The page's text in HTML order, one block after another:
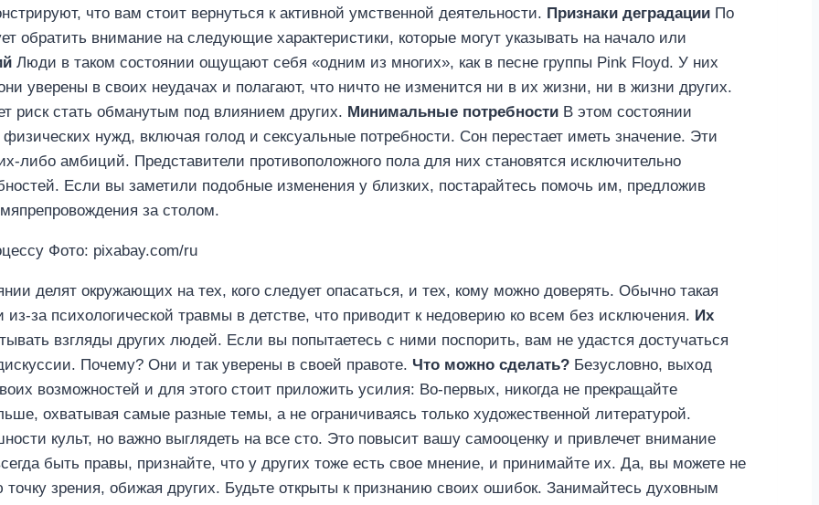
что вам стоит вернуться к активной умственной деятельности. Признаки деградации По
обратить внимание на следующие характеристики, которые могут указывать на начало или
Люди в таком состоянии ощущают себя «одним из многих», как в песне группы Pink Floyd. У них
уверены в своих неудачах и полагают, что ничто не изменится ни в их жизни, ни в жизни других.
риск стать обманутым под влиянием других. Минимальные потребности В этом состоянии
нужд, включая голод и сексуальные потребности. Сон перестает иметь значение. Эти
либо амбиций. Представители противоположного пола для них становятся исключительно
Если вы заметили подобные изменения у близких, постарайтесь помочь им, предложив
за столом.
Фото: pixabay.com/ru
делят окружающих на тех, кого следует опасаться, и тех, кому можно доверять. Обычно такая
из-за психологической травмы в детстве, что приводит к недоверию ко всем без исключения. Их
взгляды других людей. Если вы попытаетесь с ними поспорить, вам не удастся достучаться
Почему? Они и так уверены в своей правоте. Что можно сделать? Безусловно, выход
возможностей и для этого стоит приложить усилия: Во-первых, никогда не прекращайте
охватывая самые разные темы, а не ограничиваясь только художественной литературой.
культ, но важно выглядеть на все сто. Это повысит вашу самооценку и привлечет внимание
быть правы, признайте, что у других тоже есть свое мнение, и принимайте их. Да, вы можете не
зрения, обижая других. Будьте открыты к признанию своих ошибок. Занимайтесь духовным